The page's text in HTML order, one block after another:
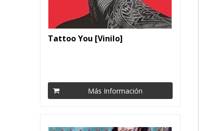
Tattoo You [Vinilo]
Más Información